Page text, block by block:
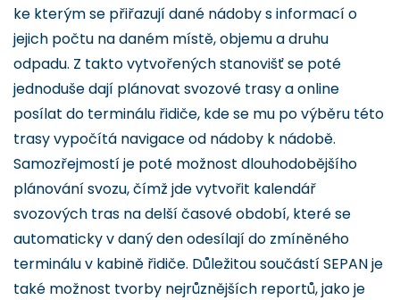
ke kterým se přiřazují dané nádoby s informací o
jejich počtu na daném místě, objemu a druhu
odpadu. Z takto vytvořených stanovišť se poté
jednoduše dají plánovat svozové trasy a online
posílat do terminálu řidiče, kde se mu po výběru této
trasy vypočítá navigace od nádoby k nádobě.
Samozřejmostí je poté možnost dlouhodobějšího
plánování svozu, čímž jde vytvořit kalendář
svozových tras na delší časové období, které se
automaticky v daný den odesílají do zmíněného
terminálu v kabině řidiče. Důležitou součástí SEPAN je
také možnost tvorby nejrůznějších reportů, jako je